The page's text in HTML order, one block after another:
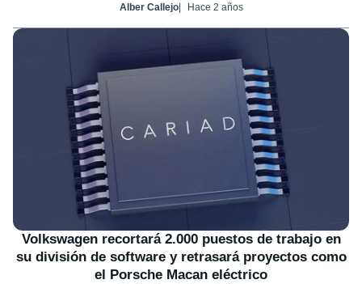
Alber Callejo Hace 2 años
Volkswagen recortará 2.000 puestos de trabajo en
su división de software y retrasará proyectos como
el Porsche Macan eléctrico